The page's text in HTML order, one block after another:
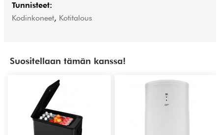
Tunnisteet:
Kodinkoneet, Kotitalous
Suositellaan tämän kanssa!